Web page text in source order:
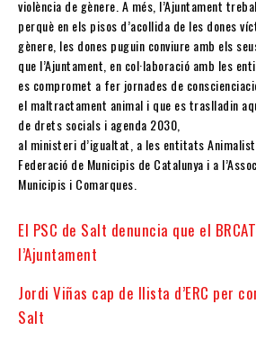
violència de gènere. A més, l’Ajuntament
perquè en els pisos d’acollida de les dones
gènere, les dones puguin conviure amb els
que l’Ajuntament, en col·laboració amb les
es compromet a fer jornades de
el maltractament animal i que es traslladin
de drets socials i agenda 2030,
al ministeri d’igualtat, a les entitats
Federació de Municipis de Catalunya i a
Municipis i Comarques.
El PSC de Salt denuncia que el
l’Ajuntament
Jordi Viñas cap de llista d’ERC per
Salt